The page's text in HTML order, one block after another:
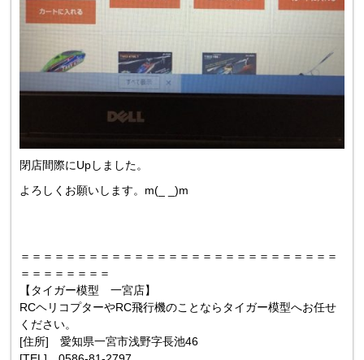
閉店間際にUpしました。
よろしくお願いします。m(_ _)m
＝＝＝＝＝＝＝＝＝＝＝＝＝＝＝＝＝＝＝＝＝＝＝＝＝＝＝＝
＝＝＝＝＝＝＝＝
【タイガー模型 一宮店】
RCヘリコプターやRC飛行機のことならタイガー模型へお任せ
ください。
[住所] 愛知県一宮市浅野字長池46